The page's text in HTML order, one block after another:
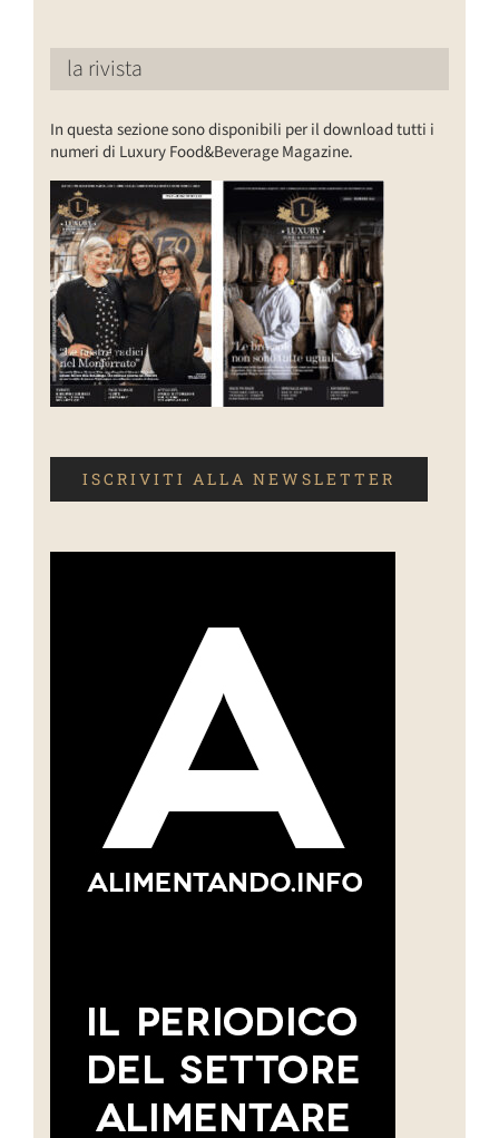
la rivista
In questa sezione sono disponibili per il download tutti i
numeri di Luxury Food&Beverage Magazine.
ISCRIVITI ALLA NEWSLETTER